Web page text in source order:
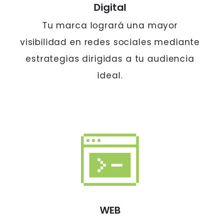
Digital
Tu marca logrará una mayor
visibilidad en redes sociales mediante
estrategias dirigidas a tu audiencia
ideal.
WEB